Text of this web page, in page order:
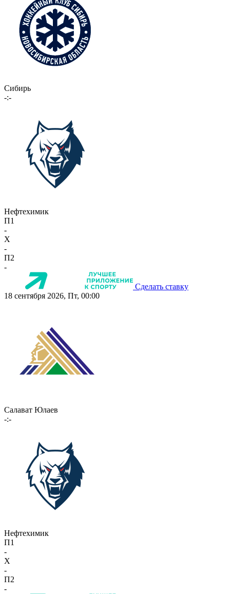
Сибирь
-:-
Нефтехимик
П1
-
X
-
П2
-
Сделать ставку
18 сентября 2026, Пт, 00:00
Салават Юлаев
-:-
Нефтехимик
П1
-
X
-
П2
-